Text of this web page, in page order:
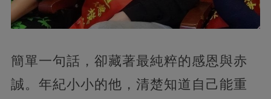
簡單一句話，卻藏著最純粹的感恩與赤
誠。年紀小小的他，清楚知道自己能重